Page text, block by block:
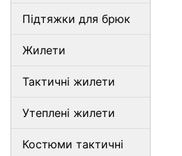
Підтяжки для брюк
Жилети
Тактичні жилети
Утеплені жилети
Костюми тактичні